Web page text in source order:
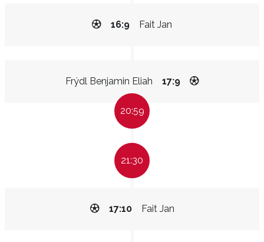
Fait Jan
16:9
Frýdl Benjamin Eliah 17:9
20:59
21:30
Fait Jan
17:10